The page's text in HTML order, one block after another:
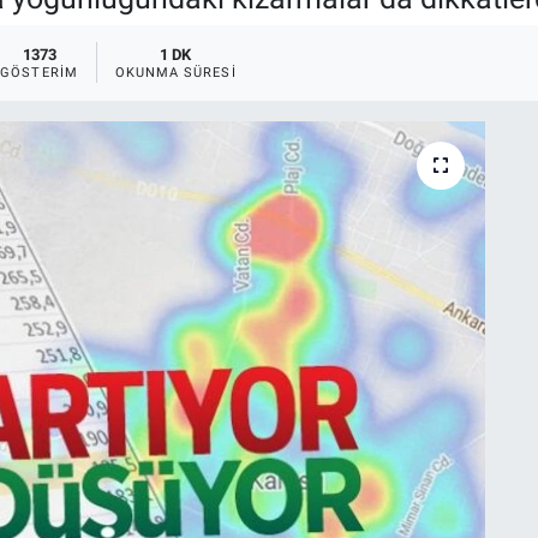
1373
GÖSTERIM
1 DK
OKUNMA SÜRESI